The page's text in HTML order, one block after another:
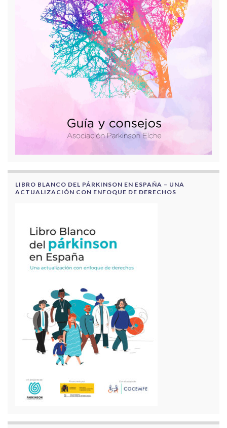
LIBRO BLANCO DEL PÁRKINSON EN ESPAÑA – UNA
ACTUALIZACIÓN CON ENFOQUE DE DERECHOS